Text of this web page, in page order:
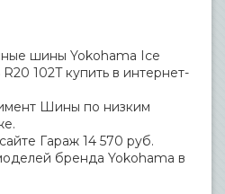
шины Yokohama Ice
R20 102T купить в интернет-
Шины по низким
Гараж 14 570 руб.
бренда Yokohama в